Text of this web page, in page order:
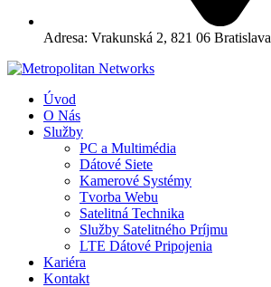
Adresa: Vrakunská 2, 821 06 Bratislava
Úvod
O Nás
Služby
PC a Multimédia
Dátové Siete
Kamerové Systémy
Tvorba Webu
Satelitná Technika
Služby Satelitného Príjmu
LTE Dátové Pripojenia
Kariéra
Kontakt